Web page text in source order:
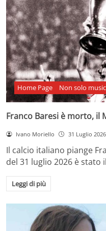
Home Page Non solo
Franco Baresi è morto, il
Ivano Moriello 31 Luglio 2026
Il calcio italiano piange
del 31 luglio 2026 è stato
Leggi di più